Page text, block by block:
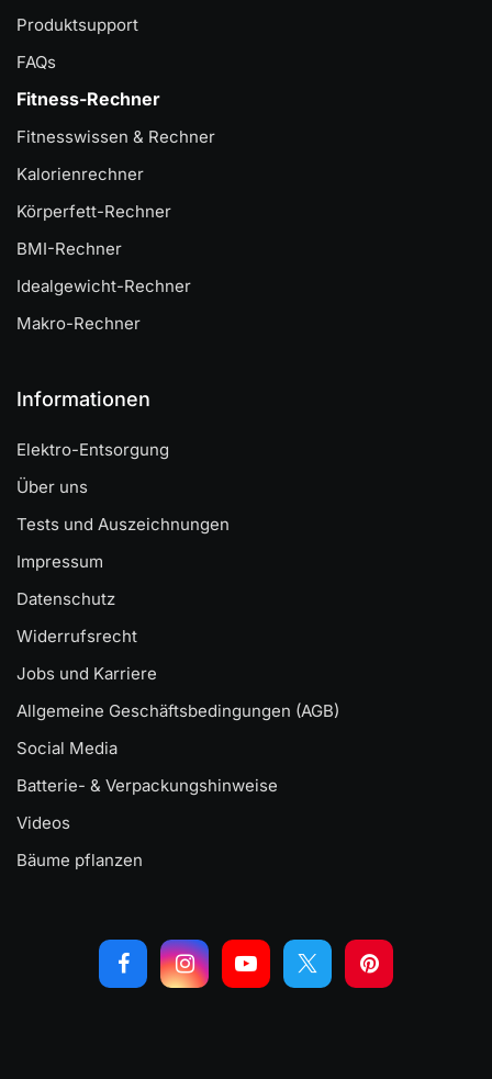
Produktsupport
FAQs
Fitness-Rechner
Fitnesswissen & Rechner
Kalorienrechner
Körperfett-Rechner
BMI-Rechner
Idealgewicht-Rechner
Makro-Rechner
Informationen
Elektro-Entsorgung
Über uns
Tests und Auszeichnungen
Impressum
Datenschutz
Widerrufsrecht
Jobs und Karriere
Allgemeine Geschäftsbedingungen (AGB)
Social Media
Batterie- & Verpackungshinweise
Videos
Bäume pflanzen